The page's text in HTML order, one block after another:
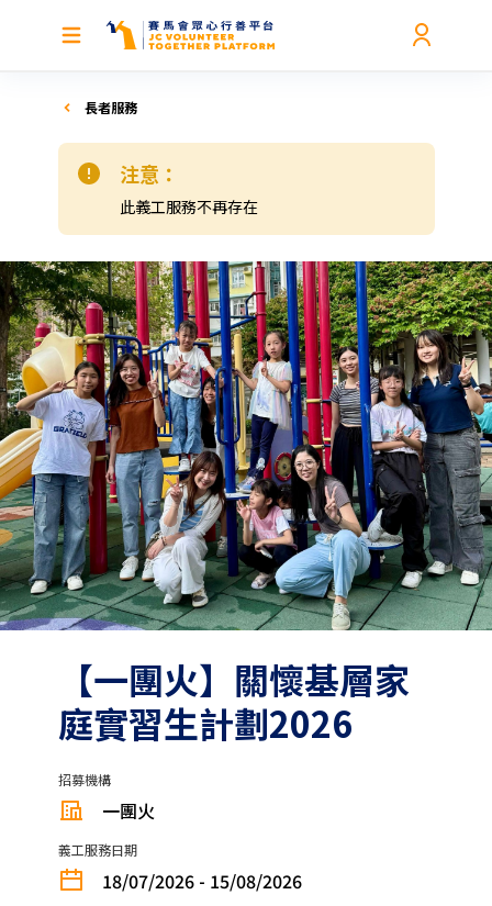
長者服務
注意：
此義工服務不再存在
【一團火】關懷基層家
庭實習生計劃2026
招募機構
一團火
義工服務日期
18/07/2026 - 15/08/2026